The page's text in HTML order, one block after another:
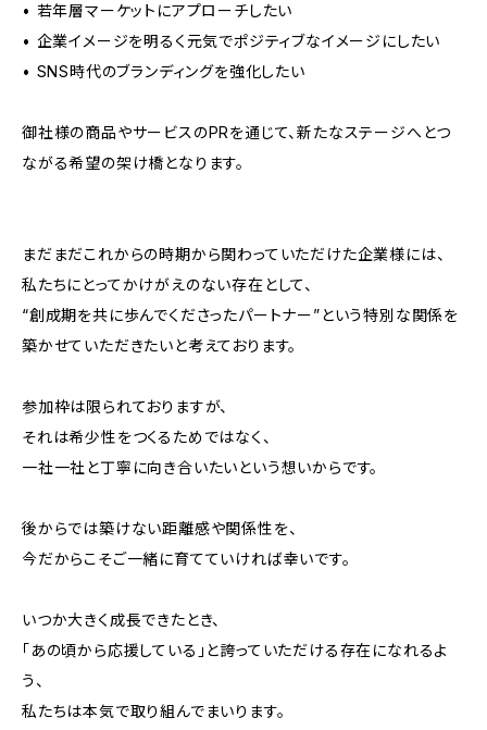
• 若年層マーケットにアプローチしたい
• 企業イメージを明るく元気でポジティブなイメージにしたい
• SNS時代のブランディングを強化したい
御社様の商品やサービスのPRを通じて、新たなステージへとつ
ながる希望の架け橋となります。
まだまだこれからの時期から関わっていただけた企業様には、
私たちにとってかけがえのない存在として、
“創成期を共に歩んでくださったパートナー”という特別な関係を
築かせていただきたいと考えております。
参加枠は限られておりますが、
それは希少性をつくるためではなく、
一社一社と丁寧に向き合いたいという想いからです。
後からでは築けない距離感や関係性を、
今だからこそご一緒に育てていければ幸いです。
いつか大きく成長できたとき、
「あの頃から応援している」と誇っていただける存在になれるよ
う、
私たちは本気で取り組んでまいります。